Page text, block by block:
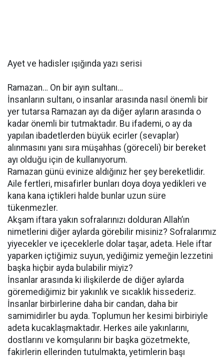
Ayet ve hadisler ışığında yazı serisi
Ramazan… On bir ayın sultanı…
İnsanların sultanı, o insanlar arasında nasıl önemli bir
yer tutarsa Ramazan ayı da diğer ayların arasında o
kadar önemli bir tutmaktadır. Bu ifademi, o ay da
yapılan ibadetlerden büyük ecirler (sevaplar)
alınmasını yanı sıra müşahhas (göreceli) bir bereket
ayı olduğu için de kullanıyorum.
Ramazan günü evinize aldığınız her şey bereketlidir.
Aile fertleri, misafirler bunları doya doya yedikleri ve
kana kana içtikleri halde bunlar uzun süre
tükenmezler.
Akşam iftara yakın sofralarınızı dolduran Allah’ın
nimetlerini diğer aylarda görebilir misiniz? Sofralarımız
yiyecekler ve içeceklerle dolar taşar, adeta. Hele iftar
yaparken içtiğimiz suyun, yediğimiz yemeğin lezzetini
başka hiçbir ayda bulabilir miyiz?
İnsanlar arasında ki ilişkilerde de diğer aylarda
göremediğimiz bir yakınlık ve sıcaklık hissederiz.
İnsanlar birbirlerine daha bir candan, daha bir
samimidirler bu ayda. Toplumun her kesimi birbiriyle
adeta kucaklaşmaktadır. Herkes aile yakınlarını,
dostlarını ve komşularını bir başka gözetmekte,
fakirlerin ellerinden tutulmakta, yetimlerin başı